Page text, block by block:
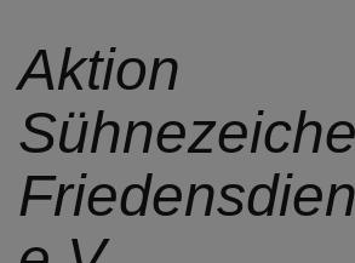
Zum
Inhalt
springen
Aktion